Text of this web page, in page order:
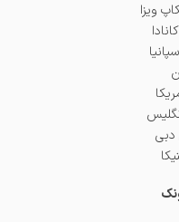
ویزا
دبی